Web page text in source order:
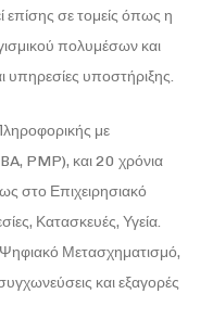
επίσης σε τομείς όπως η
πολυμέσων και
υποστήριξης.
με
PMP), και 20 χρόνια
στο Επιχειρησιακό
Κατασκευές, Υγεία.
Ψηφιακό Μετασχηματισμό,
και εξαγορές